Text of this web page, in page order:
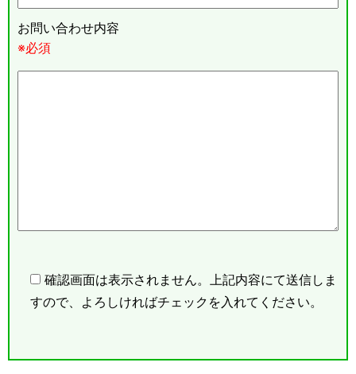
お問い合わせ内容
※必須
確認画面は表示されません。上記内容にて送信しま
すので、よろしければチェックを入れてください。